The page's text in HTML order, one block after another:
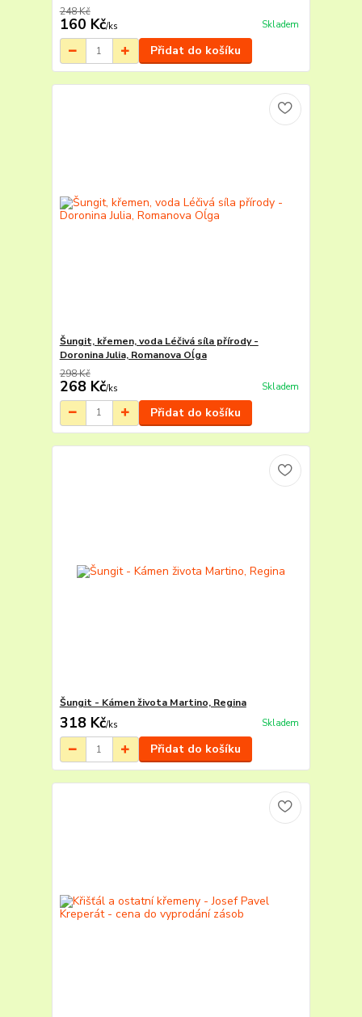
248 Kč
160 Kč/ks Skladem
Přidat do košíku
Šungit, křemen, voda Léčivá síla přírody -
Doronina Julia, Romanova Oĺga
298 Kč
268 Kč/ks Skladem
Přidat do košíku
Šungit - Kámen života Martino, Regina
318 Kč/ks Skladem
Přidat do košíku